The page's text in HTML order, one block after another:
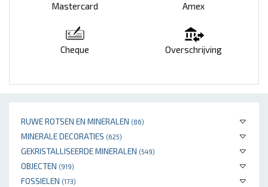
RUWE ROTSEN EN MINERALEN (86)
MINERALE DECORATIES (625)
GEKRISTALLISEERDE MINERALEN (549)
OBJECTEN (919)
FOSSIELEN (173)
Mastercard Amex
Cheque Overschrijving